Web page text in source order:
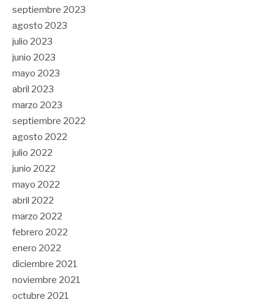
septiembre 2023
agosto 2023
julio 2023
junio 2023
mayo 2023
abril 2023
marzo 2023
septiembre 2022
agosto 2022
julio 2022
junio 2022
mayo 2022
abril 2022
marzo 2022
febrero 2022
enero 2022
diciembre 2021
noviembre 2021
octubre 2021